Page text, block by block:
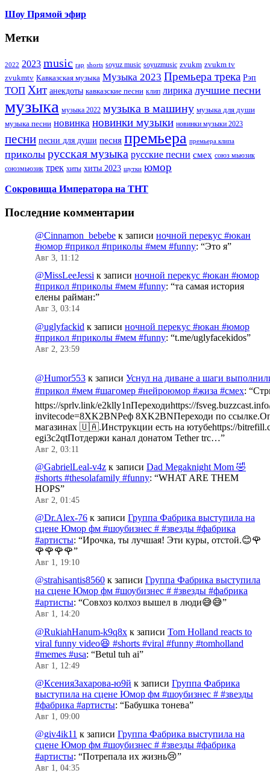
Шоу Прямой эфир
Метки
2022 2023 music rap shorts soyuz music soyuzmusic zvukm zvukm tv
zvukmtv Кавказская музыка Музыка 2023 Премьера трека Рэп
ТОП Хит анекдоты кавказские песни клип лирика лучшие песни
музыка музыка 2022 музыка в машину музыка для души
музыка песни новинка новинки музыки новинки музыки 2023
песни песни для души песня премьера премьера клипа
приколы русская музыка русские песни смех союз мьюзик
союзмьюзик трек хиты хиты 2023 шутки юмор
Сокровища Императора на ТНТ
Последние комментарии
@Cinnamon_bebebe к записи ночной перекус #юкан
#юмор #прикол #приколы #мем #funny: “Это я”
Авг 3, 11:12
@MissLeeJessi к записи ночной перекус #юкан #юмор
#прикол #приколы #мем #funny: “та самая история
елены райман:”
Авг 3, 03:14
@uglyfackid к записи ночной перекус #юкан #юмор
#прикол #приколы #мем #funny: “t.me/uglyfacekidos”
Авг 2, 23:59
@Humor553 к записи Уснул на диване а шаги
#прикол #мем #шагомер #нейроюмор #жиза #смех: “
https://sprlv.link/e2klly1nПереходиhttps://
invitecode=8XK2BNРеф 8XK2BNПереходи по
магазинах 🇺🇦.Инструкции есть на ютубеhttps://
egi3c2qtПотдержи канал донатом Tether trc…”
Авг 2, 03:11
@GabrielLeal-v4z к записи Dad Megaknight Mom 🤣
#shorts #thesolafamily #funny: “WHAT ARE THEM
HOPS”
Авг 2, 01:45
@Dr.Alex-76 к записи Группа Фабрика выступила на
сцене Юмор фм #шоубизнес # #звезды #фабрика
#артисты: “Ирочка, ты лучшая! Эти куры, отстой.😊🌹
🌹🌹🌹🌹”
Авг 1, 19:10
@strahisantis8560 к записи Группа Фабрика выступила
на сцене Юмор фм #шоубизнес # #звезды #фабрика
#артисты: “Совхоз колхоз вышел в люди😅😅”
Авг 1, 14:20
@RukiahHanum-k9q8x к записи Tom Holland reacts to
viral funny video😆 #shorts #viral #funny #tomholland
#memes #usa: “Betul tuh ai”
Авг 1, 12:49
@КсенияЗахарова-ю9й к записи Группа Фабрика
выступила на сцене Юмор фм #шоубизнес # #звезды
#фабрика #артисты: “Бабушка тонева”
Авг 1, 09:00
@giv4ik11 к записи Группа Фабрика выступила на
сцене Юмор фм #шоубизнес # #звезды #фабрика
#артисты: “Потрепала их жизнь😢”
Авг 1, 04:35